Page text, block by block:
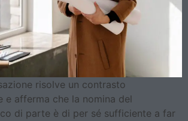
risolve un contrasto
e afferma che la nomina del
di parte è di per sé sufficiente a far